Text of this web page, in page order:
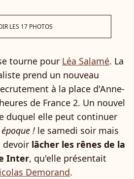
LES 17 PHOTOS
tourne pour Léa Salamé. La
prend un nouveau
à la place d'Anne-
de France 2. Un nouvel
duquel elle peut continuer
! le samedi soir mais
devoir lâcher les rênes de la
Inter, qu'elle présentait
Demorand.